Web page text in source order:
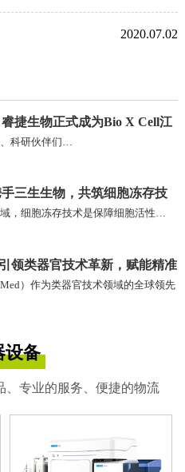
2020.07.02
捷生物正式成为Bio X Cell江
独家代理商
科研伙伴们…
三生生物，共筑细胞冻存技
，细胞冻存技术是保障细胞活性…
领类器官技术革新，赋能精准
）作为类器官技术领域的全球领先
设备
、专业的服务、便捷的物流